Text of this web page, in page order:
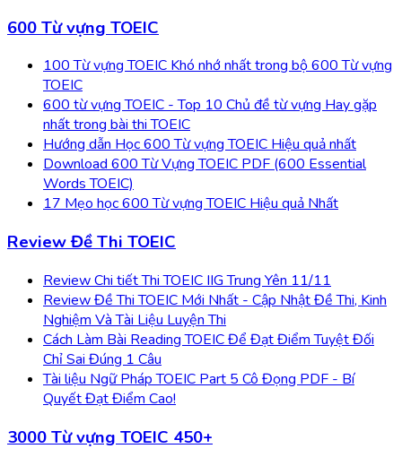
600 Từ vựng TOEIC
100 Từ vựng TOEIC Khó nhớ nhất trong bộ 600 Từ vựng
TOEIC
600 từ vựng TOEIC - Top 10 Chủ đề từ vựng Hay gặp
nhất trong bài thi TOEIC
Hướng dẫn Học 600 Từ vựng TOEIC Hiệu quả nhất
Download 600 Từ Vựng TOEIC PDF (600 Essential
Words TOEIC)
17 Mẹo học 600 Từ vựng TOEIC Hiệu quả Nhất
Review Đề Thi TOEIC
Review Chi tiết Thi TOEIC IIG Trung Yên 11/11
Review Đề Thi TOEIC Mới Nhất - Cập Nhật Đề Thi, Kinh
Nghiệm Và Tài Liệu Luyện Thi
Cách Làm Bài Reading TOEIC Để Đạt Điểm Tuyệt Đối
Chỉ Sai Đúng 1 Câu
Tài liệu Ngữ Pháp TOEIC Part 5 Cô Đọng PDF - Bí
Quyết Đạt Điểm Cao!
3000 Từ vựng TOEIC 450+